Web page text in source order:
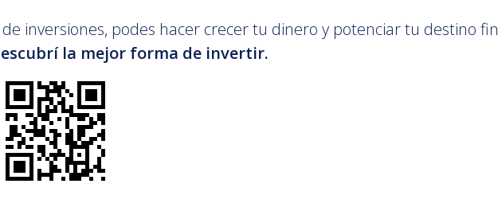
inversiones, podes hacer crecer tu dinero y potenciar tu destino
la mejor forma de invertir.